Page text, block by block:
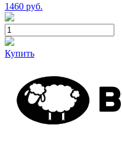
1460 руб.
Купить